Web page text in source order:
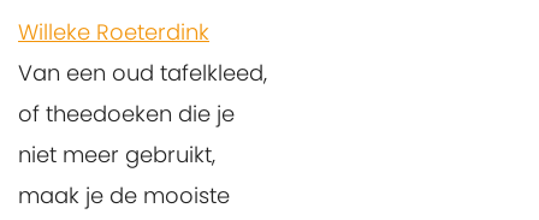
Willeke Roeterdink
Van een oud tafelkleed,
of theedoeken die je
niet meer gebruikt,
maak je de mooiste